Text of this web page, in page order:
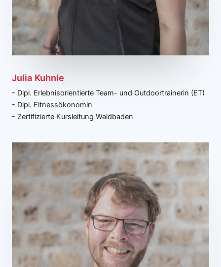
Julia Kuhnle
- Dipl. Erlebnisorientierte Team- und Outdoortrainerin (ET)
- Dipl. Fitnessökonomin
- Zertifizierte Kursleitung Waldbaden